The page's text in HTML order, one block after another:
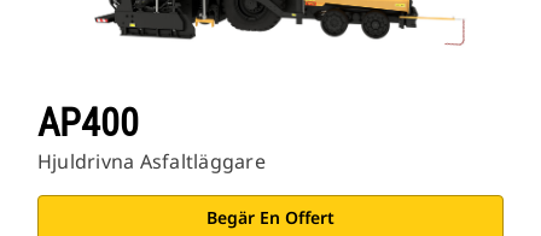
AP400
Hjuldrivna Asfaltläggare
Begär En Offert